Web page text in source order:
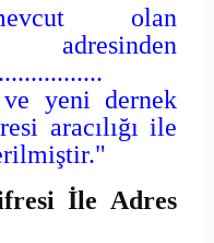
olan
adresinden
ve yeni dernek
aracılığı ile
İle Adres